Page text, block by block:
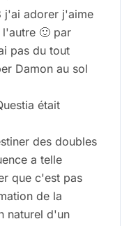
j'ai adorer j'aime
🙂 par
pas du tout
Damon au sol
était
des doubles
a telle
que c'est pas
de la
naturel d'un